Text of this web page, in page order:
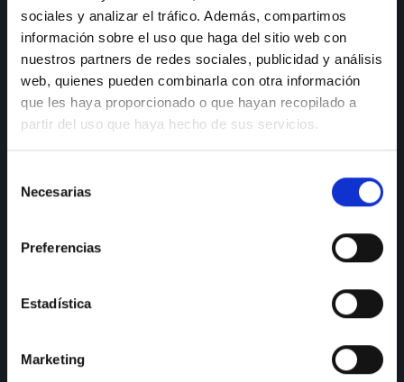
sociales y analizar el tráfico. Además, compartimos
información sobre el uso que haga del sitio web con
nuestros partners de redes sociales, publicidad y análisis
web, quienes pueden combinarla con otra información
que les haya proporcionado o que hayan recopilado a
partir del uso que haya hecho de sus servicios.
Necesarias
Preferencias
Estadística
Marketing
olvides reservar tu cita en nuestro showroom!
CONSULTAS
Teléfono de consulta:
91 606 42 43
E-mail:info@nectali.com
Timanfaya, 15, 17 y 19